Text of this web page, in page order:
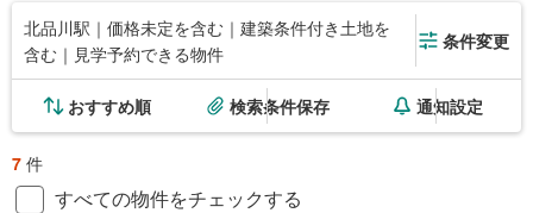
北品川駅｜価格未定を含む｜建築条件付き土地を
含む｜見学予約できる物件
条件変更
おすすめ順 検索条件保存 通知設定
7 件
すべての物件をチェックする